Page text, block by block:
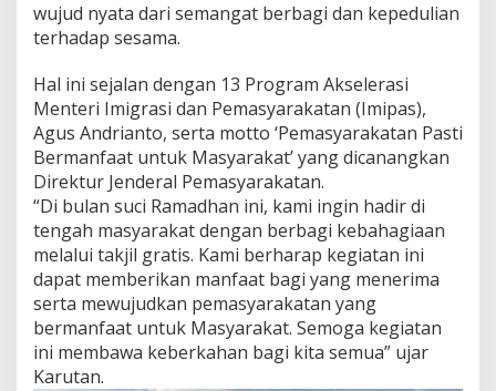
wujud nyata dari semangat berbagi dan kepedulian
terhadap sesama.
Hal ini sejalan dengan 13 Program Akselerasi
Menteri Imigrasi dan Pemasyarakatan (Imipas),
Agus Andrianto, serta motto ‘Pemasyarakatan Pasti
Bermanfaat untuk Masyarakat’ yang dicanangkan
Direktur Jenderal Pemasyarakatan.
“Di bulan suci Ramadhan ini, kami ingin hadir di
tengah masyarakat dengan berbagi kebahagiaan
melalui takjil gratis. Kami berharap kegiatan ini
dapat memberikan manfaat bagi yang menerima
serta mewujudkan pemasyarakatan yang
bermanfaat untuk Masyarakat. Semoga kegiatan
ini membawa keberkahan bagi kita semua” ujar
Karutan.